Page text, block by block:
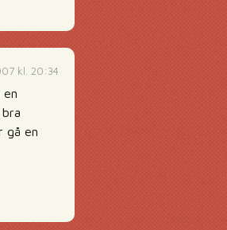
kl. 20:34
en
gå en